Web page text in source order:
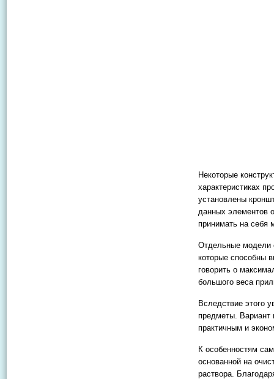
Некоторые
характеристиках
установлены
данных элементов
принимать на себя
Отдельные модели
которые способны
говорить о
большого веса
Вследствие этого
предметы. Вариант
практичным и
К особенностям
основанной на
раствора.